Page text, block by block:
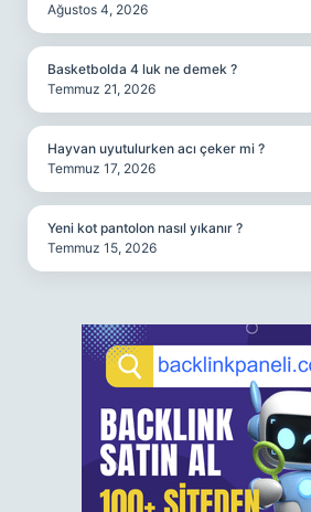
Ağustos 4, 2026
Basketbolda 4 luk ne demek ?
Temmuz 21, 2026
Hayvan uyutulurken acı çeker mi ?
Temmuz 17, 2026
Yeni kot pantolon nasıl yıkanır ?
Temmuz 15, 2026